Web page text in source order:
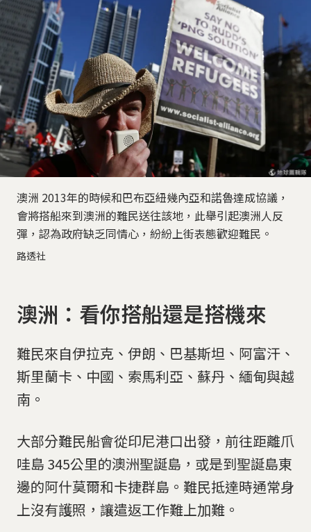
澳洲 2013年的時候和巴布亞紐幾內亞和諾魯達成協議，
會將搭船來到澳洲的難民送往該地，此舉引起澳洲人反
彈，認為政府缺乏同情心，紛紛上街表態歡迎難民。
路透社
澳洲：看你搭船還是搭機來
難民來自伊拉克、伊朗、巴基斯坦、阿富汗、
斯里蘭卡、中國、索馬利亞、蘇丹、緬甸與越
南。
大部分難民船會從印尼港口出發，前往距離爪
哇島 345公里的澳洲聖誕島，或是到聖誕島東
邊的阿什莫爾和卡捷群島。難民抵達時通常身
上沒有護照，讓遣返工作難上加難。